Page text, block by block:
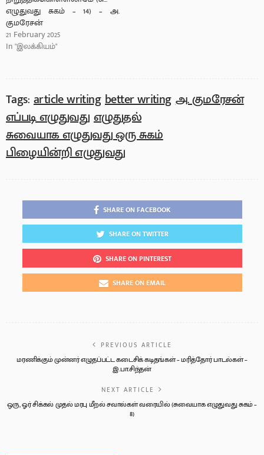
எழுதுவது சுகம் – 14) – அ.
குமரேசன்
21 February 2025
In "இலக்கியம்"
Tags: article writing better writing அ. குமரேசன்
எப்படி எழுதுவது எழுதுதல்
சுவையாக எழுதுவது ஒரு சுகம்
பிழையின்றி எழுதுவது
SHARE ON FACEBOOK
SHARE ON TWITTER
SHARE ON PINTEREST
SHARE ON EMAIL
PREVIOUS ARTICLE
மரணிக்கும் முன்னர் எழுதப்பட்ட கடைசிக் கடிதங்கள் – மரித்தோர் பாடல்கள் –
இ.பா.சிந்தன்
NEXT ARTICLE
ஒரு, ஓர் சிக்கல் முதல் மரபு மீறல் சவால்கள் வரையில் (சுவையாக எழுதுவது சுகம் –
8)